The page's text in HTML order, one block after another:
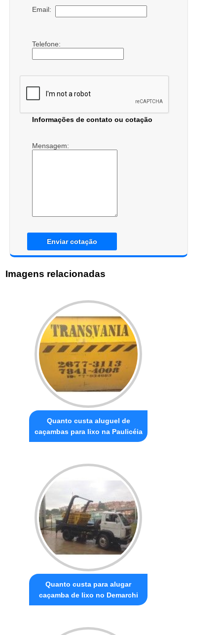
Email:
Telefone:
Informações de contato ou cotação
Mensagem:
Enviar cotação
Imagens relacionadas
Quanto custa aluguel de
caçambas para lixo na Paulicéia
Quanto custa para alugar
caçamba de lixo no Demarchi